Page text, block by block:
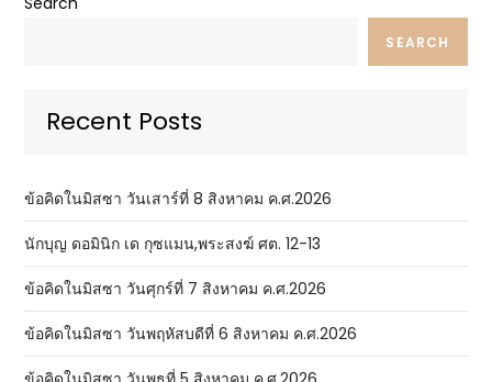
SEARCH
Recent Posts
ข้อคิดในมิสซา วันเสาร์ที่ 8 สิงหาคม ค.ศ.2026
นักบุญ ดอมินิก เด กุซแมน,พระสงฆ์ ศต. 12-13
ข้อคิดในมิสซา วันศุกร์ที่ 7 สิงหาคม ค.ศ.2026
ข้อคิดในมิสซา วันพฤหัสบดีที่ 6 สิงหาคม ค.ศ.2026